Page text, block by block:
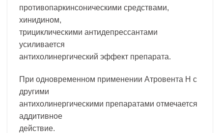
противопаркинсоническими средствами,
хинидином,
трициклическими антидепрессантами
усиливается
антихолинергический эффект препарата.
При одновременном применении Атровента Н с
другими
антихолинергическими препаратами отмечается
аддитивное
действие.